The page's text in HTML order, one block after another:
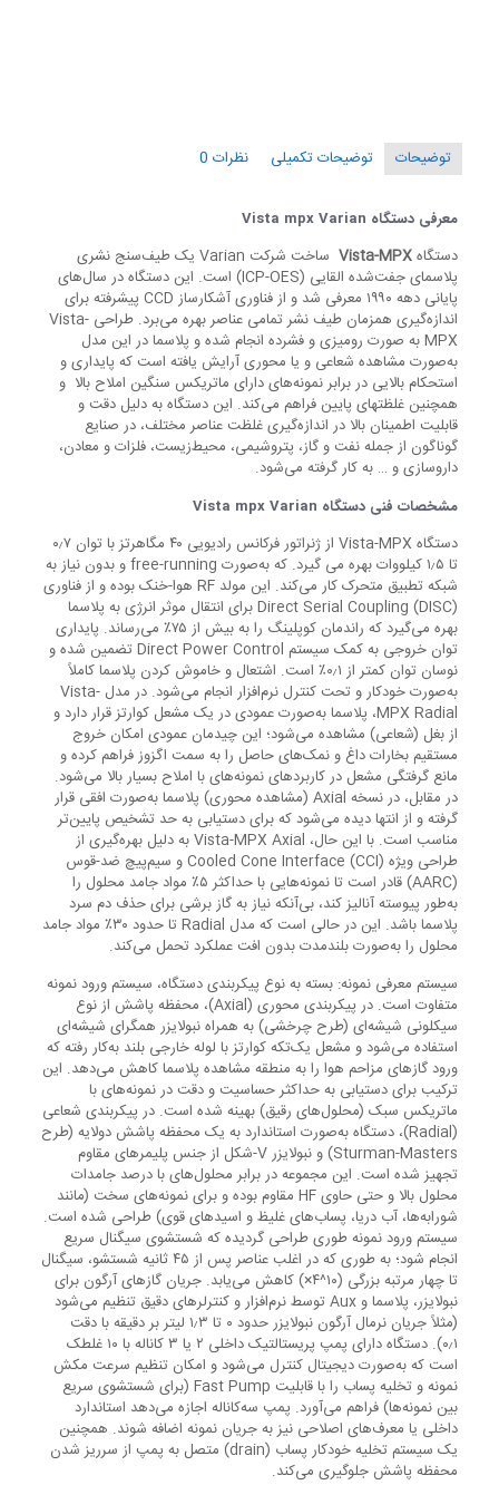
توضیحات توضیحات تکمیلی نظرات 0
معرفی دستگاه Vista mpx Varian
دستگاهVista-MPX
ساخت شرکت Varian یک طیف‌سنج نشری
پلاسمای جفت‌شده القایی (ICP-OES) است. این دستگاه در سال‌های
پایانی دهه ۱۹۹۰ معرفی شد و از فناوری آشکارساز CCD پیشرفته برای
اندازه‌گیری همزمان طیف نشر تمامی عناصر بهره می‌برد. طراحی Vista-
MPX به صورت رومیزی و فشرده انجام شده و پلاسما در این مدل
به‌صورت مشاهده شعاعی و یا محوری آرایش یافته است که پایداری و
استحکام بالایی در برابر نمونه‌های دارای ماتریکس سنگین املاح بالا و
همچنین غلظتهای پایین فراهم می‌کند. این دستگاه به دلیل دقت و
قابلیت اطمینان بالا در اندازه‌گیری غلظت عناصر مختلف، در صنایع
گوناگون از جمله نفت و گاز، پتروشیمی، محیط‌زیست، فلزات و معادن،
داروسازی و … به کار گرفته می‌شود.
مشخصات فنی دستگاه Vista mpx Varian
دستگاه Vista-MPX از ژنراتور فرکانس رادیویی ۴۰ مگاهرتز با توان ۰٫۷
تا ۱٫۵ کیلووات بهره می گیرد. که به‌صورت free-running و بدون نیاز به
شبکه تطبیق متحرک کار می‌کند. این مولد RF هوا-خنک بوده و از فناوری
Direct Serial Coupling (DISC) برای انتقال موثر انرژی به پلاسما
بهره می‌گیرد که راندمان کوپلینگ را به بیش از ۷۵٪ می‌رساند. پایداری
توان خروجی به کمک سیستم Direct Power Control تضمین شده و
نوسان توان کمتر از ۰٫۱٪ است. اشتعال و خاموش کردن پلاسما کاملاً
به‌صورت خودکار و تحت کنترل نرم‌افزار انجام می‌شود. در مدل Vista-
MPX Radial، پلاسما به‌صورت عمودی در یک مشعل کوارتز قرار دارد و
از بغل (شعاعی) مشاهده می‌شود؛ این چیدمان عمودی امکان خروج
مستقیم بخارات داغ و نمک‌های حاصل را به سمت اگزوز فراهم کرده و
مانع گرفتگی مشعل در کاربردهای نمونه‌های با املاح بسیار بالا می‌شود.
در مقابل، در نسخه Axial (مشاهده محوری) پلاسما به‌صورت افقی قرار
گرفته و از انتها دیده می‌شود که برای دستیابی به حد تشخیص پایین‌تر
مناسب است. با این حال، Vista-MPX Axial به دلیل بهره‌گیری از
طراحی ویژه Cooled Cone Interface (CCI) و سیم‌پیچ ضد-قوس
(AARC) قادر است تا نمونه‌هایی با حداکثر ۵٪ مواد جامد محلول را
به‌طور پیوسته آنالیز کند، بی‌آنکه نیاز به گاز برشی برای حذف دم سرد
پلاسما باشد. این در حالی است که مدل Radial تا حدود ۳۰٪ مواد جامد
محلول را به‌صورت بلندمدت بدون افت عملکرد تحمل می‌کند.
سیستم معرفی نمونه: بسته به نوع پیکربندی دستگاه، سیستم ورود نمونه
متفاوت است. در پیکربندی محوری (Axial)، محفظه پاشش از نوع
سیکلونی شیشه‌ای (طرح چرخشی) به همراه نبولایزر همگرای شیشه‌ای
استفاده می‌شود و مشعل یک‌تکه کوارتز با لوله خارجی بلند به‌کار رفته که
ورود گازهای مزاحم هوا را به منطقه مشاهده پلاسما کاهش می‌دهد. این
ترکیب برای دستیابی به حداکثر حساسیت و دقت در نمونه‌های با
ماتریکس سبک (محلول‌های رقیق) بهینه شده است. در پیکربندی شعاعی
(Radial)، دستگاه به‌صورت استاندارد به یک محفظه پاشش دولایه (طرح
Sturman-Masters) و نبولایزر V-شکل از جنس پلیمرهای مقاوم
تجهیز شده است. این مجموعه در برابر محلول‌های با درصد جامدات
محلول بالا و حتی حاوی HF مقاوم بوده و برای نمونه‌های سخت (مانند
شورابه‌ها، آب دریا، پساب‌های غلیظ و اسیدهای قوی) طراحی شده است.
سیستم ورود نمونه طوری طراحی گردیده که شستشوی سیگنال سریع
انجام شود؛ به طوری که در اغلب عناصر پس از ۴۵ ثانیه شستشو، سیگنال
تا چهار مرتبه بزرگی (۱۰^۴×) کاهش می‌یابد. جریان گازهای آرگون برای
نبولایزر، پلاسما و Aux توسط نرم‌افزار و کنترلرهای دقیق تنظیم می‌شود
(مثلاً جریان نرمال آرگون نبولایزر حدود ۰ تا ۱٫۳ لیتر بر دقیقه با دقت
۰٫۱). دستگاه دارای پمپ پریستالتیک داخلی ۲ یا ۳ کاناله با ۱۰ غلطک
است که به‌صورت دیجیتال کنترل می‌شود و امکان تنظیم سرعت مکش
نمونه و تخلیه پساب را با قابلیت Fast Pump (برای شستشوی سریع
بین نمونه‌ها) فراهم می‌آورد. پمپ سه‌کاناله اجازه می‌دهد استاندارد
داخلی یا معرف‌های اصلاحی نیز به جریان نمونه اضافه شوند. همچنین
یک سیستم تخلیه خودکار پساب (drain) متصل به پمپ از سرریز شدن
محفظه پاشش جلوگیری می‌کند.